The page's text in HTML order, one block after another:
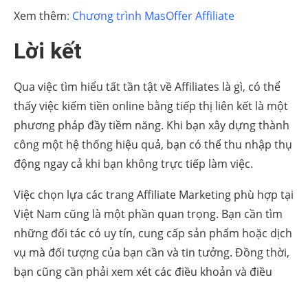
Xem thêm: Chương trình MasOffer Affiliate
Lời kết
Qua việc tìm hiểu tất tần tật về Affiliates là gì, có thể
thấy việc kiếm tiền online bằng tiếp thị liên kết là một
phương pháp đầy tiềm năng. Khi bạn xây dựng thành
công một hệ thống hiệu quả, bạn có thể thu nhập thụ
động ngay cả khi bạn không trực tiếp làm việc.
Việc chọn lựa các trang Affiliate Marketing phù hợp tại
Việt Nam cũng là một phần quan trọng. Bạn cần tìm
những đối tác có uy tín, cung cấp sản phẩm hoặc dịch
vụ mà đối tượng của bạn cần và tin tưởng. Đồng thời,
bạn cũng cần phải xem xét các điều khoản và điều